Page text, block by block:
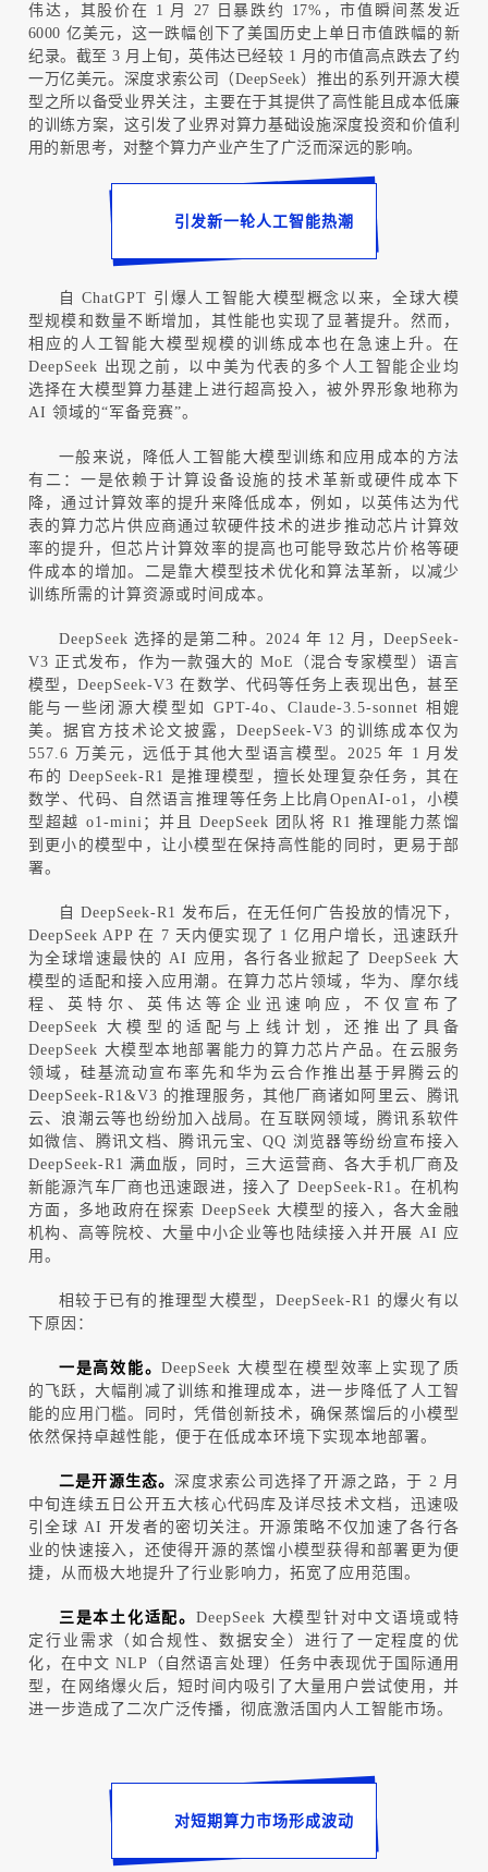
伟达，其股价在 1 月 27 日暴跌约 17% ，市值瞬间蒸发近
6000 亿美元，这一跌幅创下了美国历史上单日市值跌幅的新
纪录。截至3 月上旬，英伟达已经较 1 月的市值高点跌去了约
一万亿美元。深度求索公司（DeepSeek）推出的系列开源大模
型之所以备受业界关注，主要在于其提供了高性能且成本低廉
的训练方案，这引发了业界对算力基础设施深度投资和价值利
用的新思考，对整个算力产业产生了广泛而深远的影响。
引发新一轮人工智能热潮
自ChatGPT 引爆人工智能大模型概念以来，全球大模
型规模和数量不断增加，其性能也实现了显著提升。然而，
相应的人工智能大模型规模的训练成本也在急速上升。在
DeepSeek 出现之前，以中美为代表的多个人工智能企业均
选择在大模型算力基建上进行超高投入，被外界形象地称为
AI 领域的“军备竞赛”。
一般来说，降低人工智能大模型训练和应用成本的方法
有二：一是依赖于计算设备设施的技术革新或硬件成本下
降，通过计算效率的提升来降低成本，例如，以英伟达为代
表的算力芯片供应商通过软硬件技术的进步推动芯片计算效
率的提升，但芯片计算效率的提高也可能导致芯片价格等硬
件成本的增加。二是靠大模型技术优化和算法革新，以减少
训练所需的计算资源或时间成本。
DeepSeek选择的是第二种。 2024 年 12 月，DeepSeek-
V3 正式发布，作为一款强大的 MoE （混合专家模型）语言
模型，DeepSeek-V3在数学、代码等任务上表现出色，甚至
能与一些闭源大模型如 GPT-4o 、Claude-3.5-sonnet 相媲
美。据官方技术论文披露， DeepSeek-V3 的训练成本仅为
557.6 万美元，远低于其他大型语言模型。 2025年 1 月发
布的 DeepSeek-R1 是推理模型，擅长处理复杂任务，其在
数学、代码、自然语言推理等任务上比肩 OpenAI-o1 ，小模
型超越 o1-mini ；并且DeepSeek 团队将R1 推理能力蒸馏
到更小的模型中，让小模型在保持高性能的同时，更易于部
署。
自 DeepSeek-R1 发布后，在无任何广告投放的情况下，
DeepSeek APP在 7 天内便实现了 1亿用户增长，迅速跃升
为全球增速最快的AI 应用，各行各业掀起了 DeepSeek大
模型的适配和接入 应用潮。在算力芯片领域，华为、摩尔线
程、英特尔、英伟达等企业迅速响应，不仅宣布了
DeepSeek大模型的适配与上线计划，还推出了具备
DeepSeek 大模型本地部署能力的算力芯片产品。在云服务
领域，硅基流动宣布率先和华为云合作推出基于昇腾云的
DeepSeek-R1&V3 的推理服务，其他厂商诸如阿里云、腾讯
云、浪潮云等也纷纷加入战局。在互联网领域，腾讯系软件
如微信、腾讯文档、腾讯元宝、QQ 浏览器等纷纷宣布接入
DeepSeek-R1满血版，同时，三大运营商、各大手机厂商及
新能源汽车厂商也迅速跟进，接入了DeepSeek-R1 。在机构
方面，多地政府在探索 DeepSeek 大模型的接入，各大金融
机构、高等院校、大量中小企业等也陆续接入并开展 AI 应
用。
相较于已有的推理型大模型， DeepSeek-R1 的爆火有以
下原因：
一是高效能。DeepSeek大模型在模型效率上实现了质
的飞跃，大幅削减了训练和推理成本，进一步降低了人工智
能的应用门槛。同时，凭借创新技术，确保蒸馏后的小模型
依然保持卓越性能，便于在低成本环境下实现本地部署。
二是开源生态。深度求索公司选择了开源之路，于 2 月
中旬连续五日公开五大核心代码库及详尽技术文档，迅速吸
引全球AI 开发者的密切关注。开源策略不仅加速了各行各
业的快速接入，还使得开源的蒸馏小模型获得和部署更为便
捷，从而极大地提升了行业影响力，拓宽了应用范围。
三是本土化适配。 DeepSeek 大模型针对中文语境或特
定行业需求（如合规性、数据安全）进行了一定程度的优
化，在中文NLP （自然语言处理）任务中表现优于国际通用
型，在网络爆火后，短时间内吸引了大量用户尝试使用，并
进一步造成了二次广泛传播，彻底激活国内人工智能市场。
对短期算力市场形成波动